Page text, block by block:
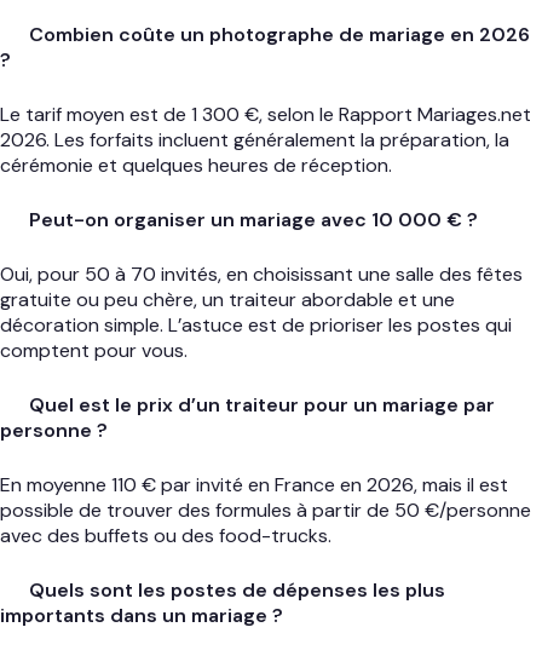
Combien coûte un photographe de mariage en 2026
?
Le tarif moyen est de 1 300 €, selon le Rapport Mariages.net
2026. Les forfaits incluent généralement la préparation, la
cérémonie et quelques heures de réception.
Peut-on organiser un mariage avec 10 000 € ?
Oui, pour 50 à 70 invités, en choisissant une salle des fêtes
gratuite ou peu chère, un traiteur abordable et une
décoration simple. L’astuce est de prioriser les postes qui
comptent pour vous.
Quel est le prix d’un traiteur pour un mariage par
personne ?
En moyenne 110 € par invité en France en 2026, mais il est
possible de trouver des formules à partir de 50 €/personne
avec des buffets ou des food-trucks.
Quels sont les postes de dépenses les plus
importants dans un mariage ?